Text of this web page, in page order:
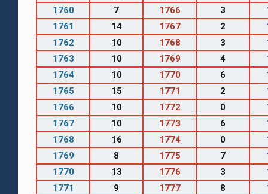
1760
7 1766 3
1761
14 1767 2
1762
10 1768 3
1763
10 1769 4
1764
10 1770 6
1765
15 1771 2
1766
10 1772 0
1767
10 1773 6
1768
16 1774 0
1769
8 1775 7
1770
13 1776 3
1771
9 1777 8